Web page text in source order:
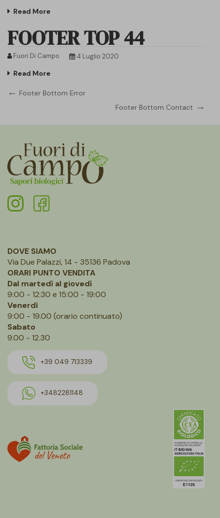
Read More
FOOTER TOP 44
Fuori Di Campo 4 Luglio 2020
Read More
Navigazione
articoli
Previous
Footer Bottom Error
Footer Bottom Contact
DOVE SIAMO
Via Due Palazzi, 14 - 35136 Padova
ORARI PUNTO VENDITA
Dal martedì al giovedì
9:00 - 12:30 e 15:00 - 19:00
Venerdì
9:00 - 19.00 (orario continuato)
Sabato
9.00 - 12.30
+39 049 713339
+3482281148